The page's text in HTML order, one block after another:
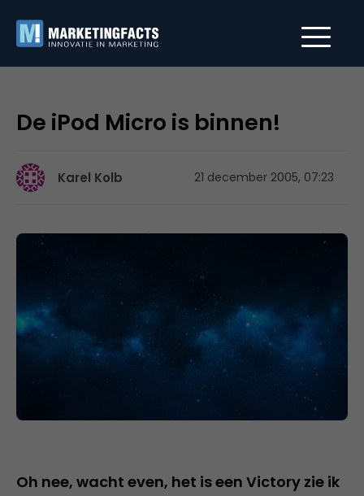
De iPod Micro is binnen!
Karel Kolb 21 december 2005, 07:23
Oh nee, wacht even, het is een Victory zie ik